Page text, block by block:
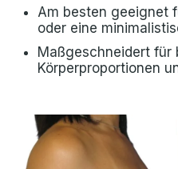
Am besten geeignet
oder eine
Maßgeschneidert für
Körperproportionen